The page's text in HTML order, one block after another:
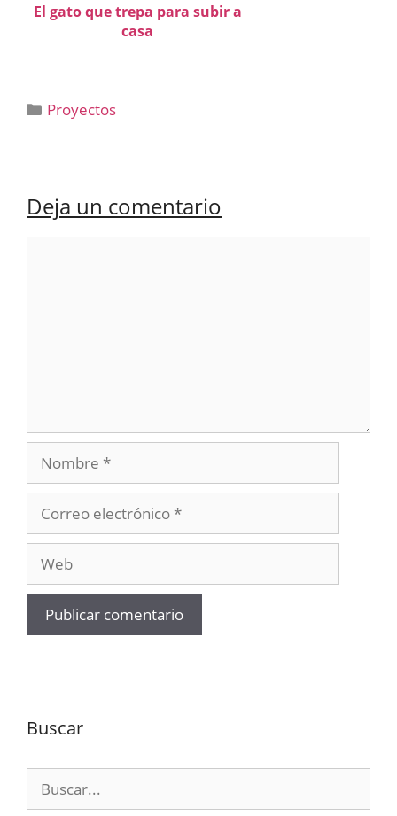
El gato que trepa para subir a
casa
Categorías
Proyectos
Deja un comentario
Nombre
electrónico
Buscar